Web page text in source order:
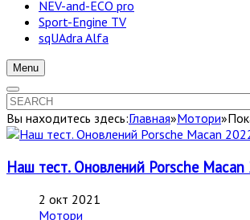
NEV-and-ECO pro
Sport-Engine TV
sqUAdra Alfa
Menu
Вы находитесь здесь:Главная»Мотори»
Наш тест. Оновлений Porsche Macan
2 окт 2021
Мотори